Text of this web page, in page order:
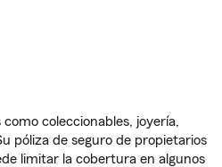
coleccionables, joyería,
póliza de seguro de propietarios
limitar la cobertura en algunos